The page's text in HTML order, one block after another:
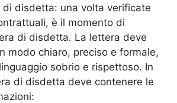
di disdetta: una volta verificate
è il momento di
di disdetta. La lettera deve
modo chiaro, preciso e formale,
sobrio e rispettoso. In
di disdetta deve contenere le